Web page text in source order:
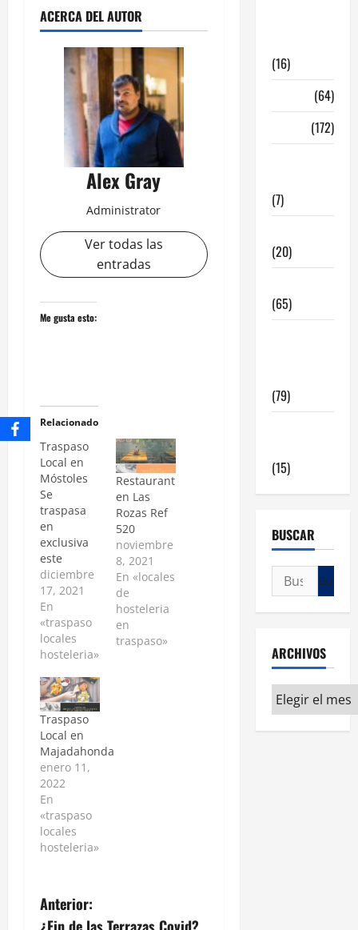
ACERCA DEL AUTOR
Alex Gray
Administrator
Ver todas las
entradas
Me gusta esto:
Relacionado
Traspaso
Local en
Móstoles
Se
traspasa
en
exclusiva
este
rentable
negocio de
hostelería
tras 11
años de
beneficios
de hoy
sigue
batiendo
records de
facturación
a pesar
del Covid.
Cualquiera
en
Móstoles
conoce a
mítico
entre
gente
diciembre
17, 2021
En
«traspaso
locales
hosteleria»
Restaurant
en Las
Rozas Ref
520
noviembre
8, 2021
En «locales
de
hosteleria
en
traspaso»
Traspaso
Local en
Majadahonda
enero 11,
2022
En
«traspaso
locales
hosteleria»
Anterior:
¿Fin de las Terrazas Covid?
(16)
(64)
(172)
(7)
(20)
(65)
(79)
(15)
BUSCAR
ARCHIVOS